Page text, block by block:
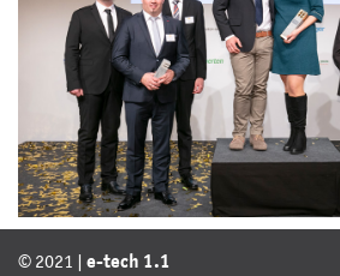
© 2021 | e-tech 1.1